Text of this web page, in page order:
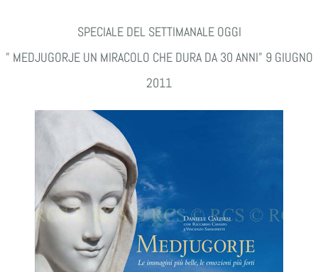
SPECIALE DEL SETTIMANALE OGGI
” MEDJUGORJE UN MIRACOLO CHE DURA DA 30 ANNI” 9 GIUGNO
2011